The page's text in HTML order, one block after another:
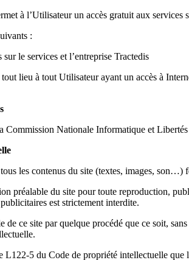
à l’Utilisateur un accès gratuit aux services
:
le services et l’entreprise Tractedis
lieu à tout Utilisateur ayant un accès à
Commission Nationale Informatique et
les contenus du site (textes, images,
préalable du site pour toute reproduction,
est strictement interdite.
de ce site par quelque procédé que ce soit,
L122-5 du Code de propriété intellectuelle